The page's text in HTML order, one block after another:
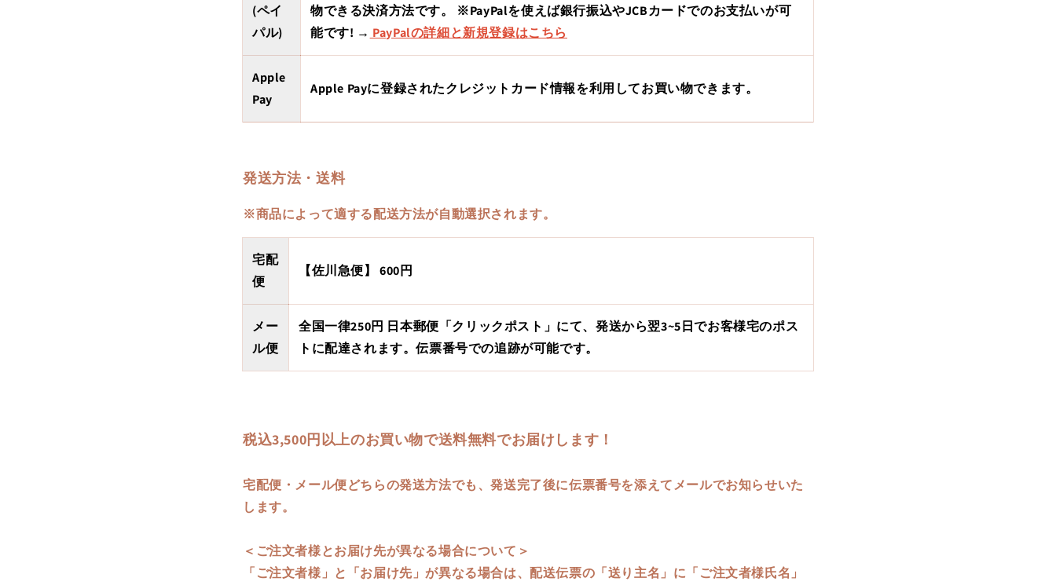
(ペイ
パル)
物できる決済方法です。 ※PayPalを使えば銀行振込やJCBカードでのお支払いが可
能です! → PayPalの詳細と新規登録はこちら
Apple
Pay
Apple Payに登録されたクレジットカード情報を利用してお買い物できます。
発送方法・送料
※商品によって適する配送方法が自動選択されます。
宅配
便
【佐川急便】 600円
メー
ル便
全国一律250円 日本郵便「クリックポスト」にて、発送から翌3~5日でお客様宅のポス
トに配達されます。伝票番号での追跡が可能です。
税込3,500円以上のお買い物で送料無料でお届けします！
宅配便・メール便どちらの発送方法でも、発送完了後に伝票番号を添えてメールでお知らせいた
します。
＜ご注文者様とお届け先が異なる場合について＞
「ご注文者様」と「お届け先」が異なる場合は、配送伝票の「送り主名」に「ご注文者様氏名」